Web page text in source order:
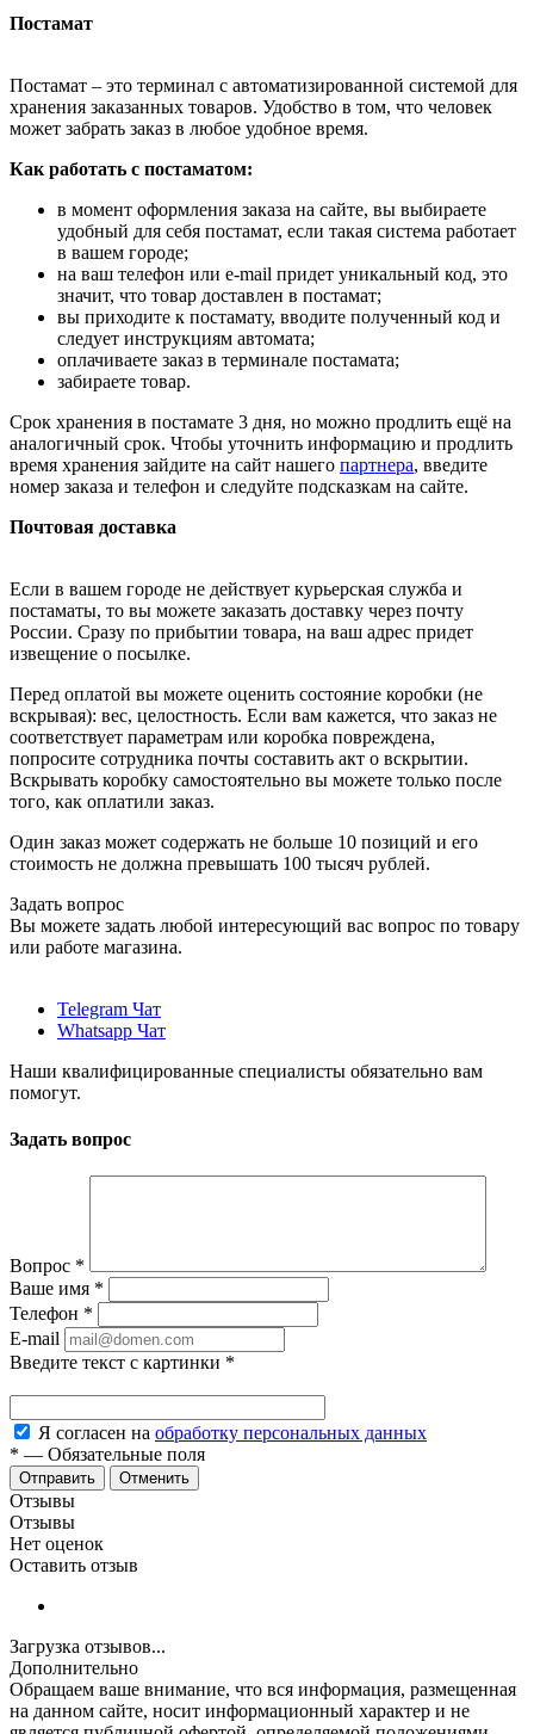
Постамат
Постамат – это терминал с автоматизированной системой для
хранения заказанных товаров. Удобство в том, что человек
может забрать заказ в любое удобное время.
Как работать с постаматом:
в момент оформления заказа на сайте, вы выбираете
удобный для себя постамат, если такая система работает
в вашем городе;
на ваш телефон или e-mail придет уникальный код, это
значит, что товар доставлен в постамат;
вы приходите к постамату, вводите полученный код и
следует инструкциям автомата;
оплачиваете заказ в терминале постамата;
забираете товар.
Срок хранения в постамате 3 дня, но можно продлить ещё на
аналогичный срок. Чтобы уточнить информацию и продлить
время хранения зайдите на сайт нашего партнера, введите
номер заказа и телефон и следуйте подсказкам на сайте.
Почтовая доставка
Если в вашем городе не действует курьерская служба и
постаматы, то вы можете заказать доставку через почту
России. Сразу по прибытии товара, на ваш адрес придет
извещение о посылке.
Перед оплатой вы можете оценить состояние коробки (не
вскрывая): вес, целостность. Если вам кажется, что заказ не
соответствует параметрам или коробка повреждена,
попросите сотрудника почты составить акт о вскрытии.
Вскрывать коробку самостоятельно вы можете только после
того, как оплатили заказ.
Один заказ может содержать не больше 10 позиций и его
стоимость не должна превышать 100 тысяч рублей.
Задать вопрос
Вы можете задать любой интересующий вас вопрос по товару
или работе магазина.
Telegram Чат
Whatsapp Чат
Наши квалифицированные специалисты обязательно вам
помогут.
Задать вопрос
Вопрос *
Ваше имя *
Телефон *
E-mail
Введите текст с картинки *
Я согласен на обработку персональных данных
* — Обязательные поля
Отменить
Отзывы
Отзывы
Нет оценок
Оставить отзыв
Загрузка отзывов...
Дополнительно
Обращаем ваше внимание, что вся информация, размещенная
на данном сайте, носит информационный характер и не